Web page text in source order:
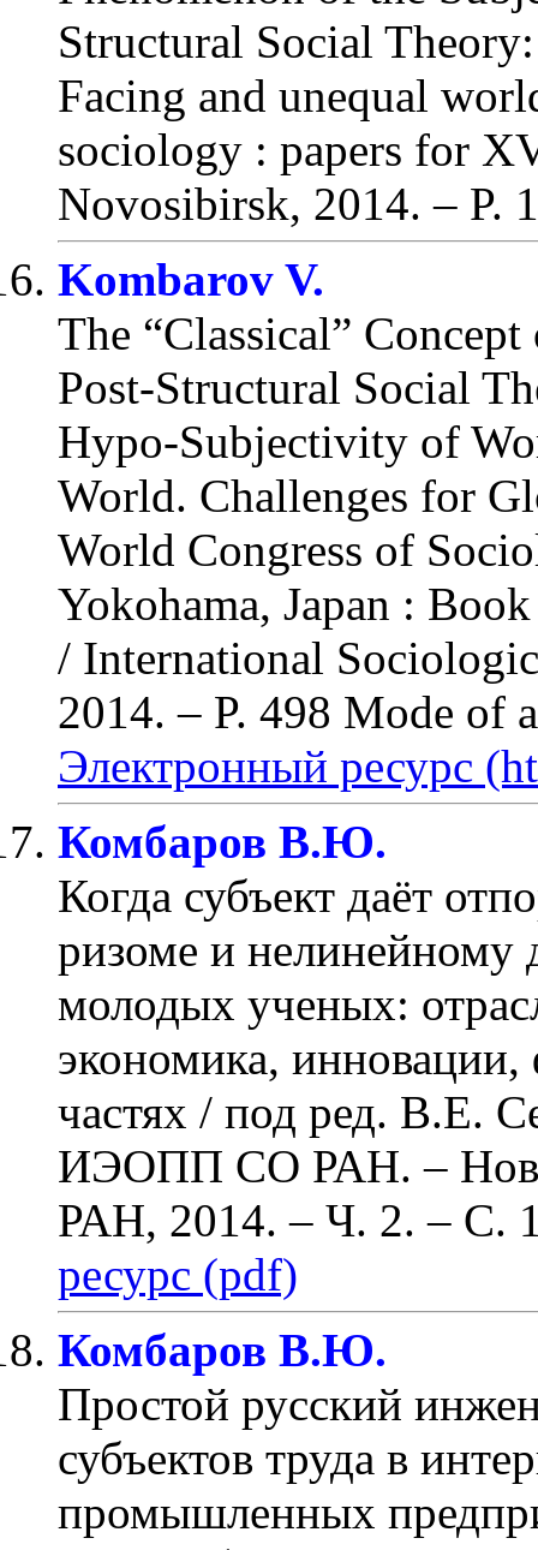
Structural Social
Facing and unequal
sociology : papers for
Novosibirsk, 2014. – P.
Kombarov V.
The “Classical”
Post-Structural Social
Hypo-Subjectivity of
World. Challenges for
World Congress of
Yokohama, Japan :
/ International
2014. – P. 498 Mode of
Электронный ресурс
Комбаров В.Ю.
Когда субъект даёт
ризоме и нелинейному
молодых ученых:
экономика,
частях / под ред. В.Е.
ИЭОПП СО РАН. –
РАН, 2014. – Ч. 2. – С.
ресурс (pdf)
Комбаров В.Ю.
Простой русский
субъектов труда в
промышленных